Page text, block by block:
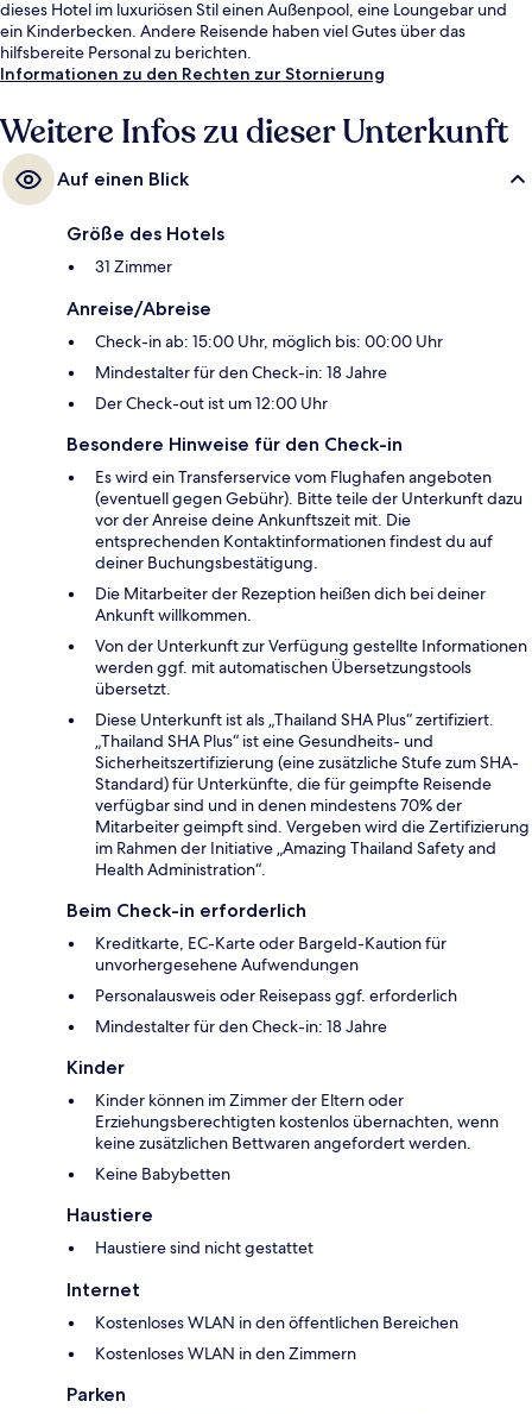
dieses Hotel im luxuriösen Stil einen Außenpool, eine Loungebar und
ein Kinderbecken. Andere Reisende haben viel Gutes über das
hilfsbereite Personal zu berichten.
Informationen zu den Rechten zur Stornierung
Weitere Infos zu dieser Unterkunft
Auf einen Blick
Größe des Hotels
31 Zimmer
Anreise/Abreise
Check-in ab: 15:00 Uhr, möglich bis: 00:00 Uhr
Mindestalter für den Check-in: 18 Jahre
Der Check-out ist um 12:00 Uhr
Besondere Hinweise für den Check-in
Es wird ein Transferservice vom Flughafen angeboten
(eventuell gegen Gebühr). Bitte teile der Unterkunft dazu
vor der Anreise deine Ankunftszeit mit. Die
entsprechenden Kontaktinformationen findest du auf
deiner Buchungsbestätigung.
Die Mitarbeiter der Rezeption heißen dich bei deiner
Ankunft willkommen.
Von der Unterkunft zur Verfügung gestellte Informationen
werden ggf. mit automatischen Übersetzungstools
übersetzt.
Diese Unterkunft ist als „Thailand SHA Plus“ zertifiziert.
„Thailand SHA Plus“ ist eine Gesundheits- und
Sicherheitszertifizierung (eine zusätzliche Stufe zum SHA-
Standard) für Unterkünfte, die für geimpfte Reisende
verfügbar sind und in denen mindestens 70% der
Mitarbeiter geimpft sind. Vergeben wird die Zertifizierung
im Rahmen der Initiative „Amazing Thailand Safety and
Health Administration“.
Beim Check-in erforderlich
Kreditkarte, EC-Karte oder Bargeld-Kaution für
unvorhergesehene Aufwendungen
Personalausweis oder Reisepass ggf. erforderlich
Mindestalter für den Check-in: 18 Jahre
Kinder
Kinder können im Zimmer der Eltern oder
Erziehungsberechtigten kostenlos übernachten, wenn
keine zusätzlichen Bettwaren angefordert werden.
Keine Babybetten
Haustiere
Haustiere sind nicht gestattet
Internet
Kostenloses WLAN in den öffentlichen Bereichen
Kostenloses WLAN in den Zimmern
Parken